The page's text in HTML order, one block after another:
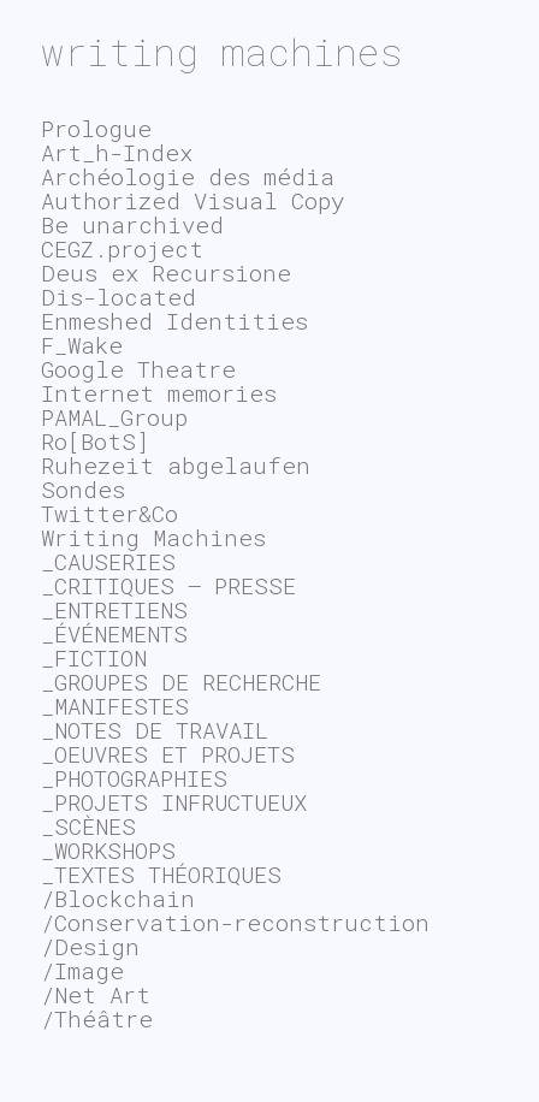
writing machines
Prologue
Art_h-Index
Archéologie des média
Authorized Visual Copy
Be unarchived
CEGZ.project
Deus ex Recursione
Dis-located
Enmeshed Identities
F_Wake
Google Theatre
Internet memories
PAMAL_Group
Ro[BotS]
Ruhezeit abgelaufen
Sondes
Twitter&Co
Writing Machines
_CAUSERIES
_CRITIQUES – PRESSE
_ENTRETIENS
_ÉVÉNEMENTS
_FICTION
_GROUPES DE RECHERCHE
_MANIFESTES
_NOTES DE TRAVAIL
_OEUVRES ET PROJETS
_PHOTOGRAPHIES
_PROJETS INFRUCTUEUX
_SCÈNES
_WORKSHOPS
_TEXTES THÉORIQUES
/Blockchain
/Conservation-reconstruction
/Design
/Image
/Net Art
/Théâtre